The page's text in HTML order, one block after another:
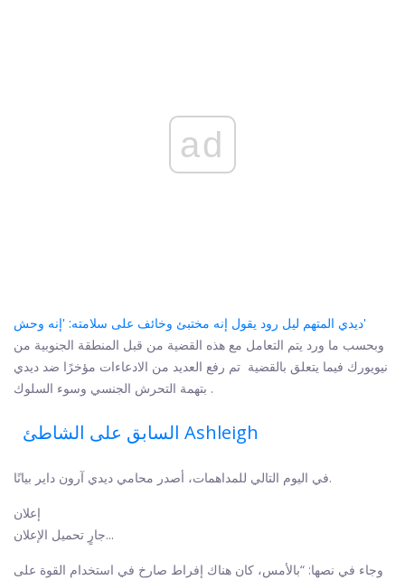
ad
ديدي المتهم ليل رود يقول إنه مختبئ وخائف على سلامته: 'إنه وحش'
وبحسب ما ورد يتم التعامل مع هذه القضية من قبل المنطقة الجنوبية من
نيويورك فيما يتعلق بالقضية تم رفع العديد من الادعاءات مؤخرًا ضد ديدي
بتهمة التحرش الجنسي وسوء السلوك .
السابق على الشاطئ Ashleigh
في اليوم التالي للمداهمات، أصدر محامي ديدي آرون داير بيانًا.
إعلان
جارٍ تحميل الإعلان...
وجاء في نصها: “بالأمس، كان هناك إفراط صارخ في استخدام القوة على